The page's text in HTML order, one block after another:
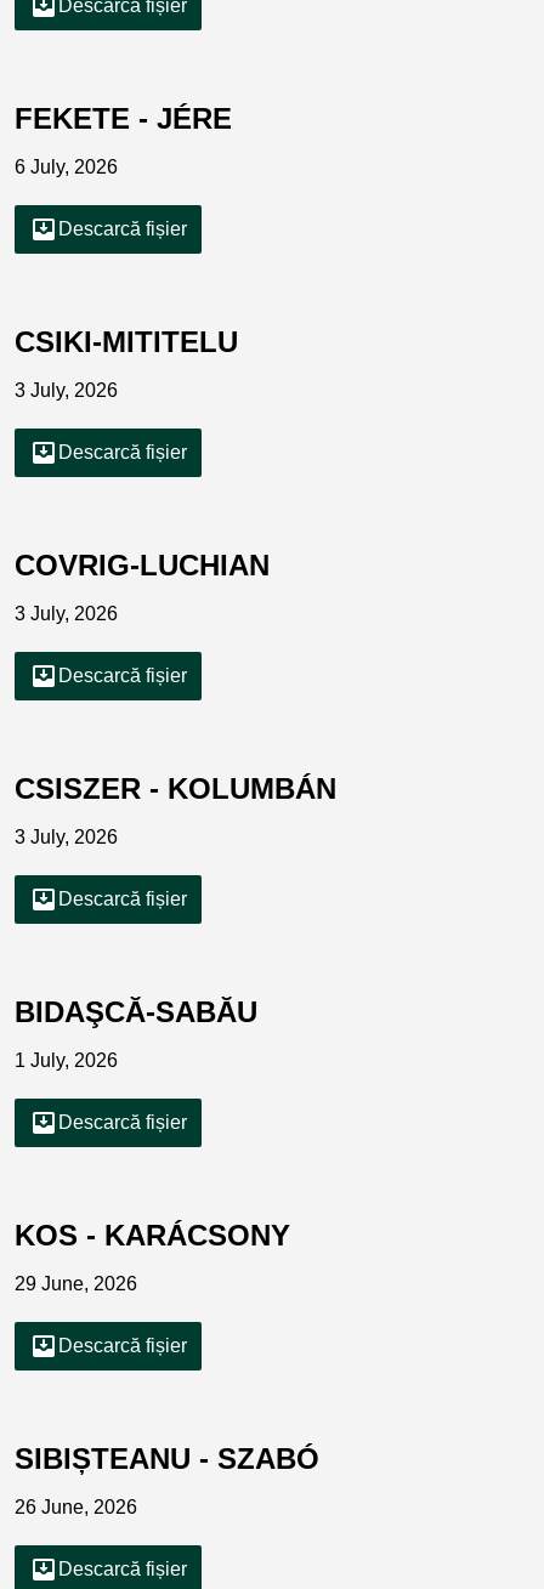
move_to_inbox Descarcă fișier
FEKETE - JÉRE
6 July, 2026
move_to_inbox Descarcă fișier
CSIKI-MITITELU
3 July, 2026
move_to_inbox Descarcă fișier
COVRIG-LUCHIAN
3 July, 2026
move_to_inbox Descarcă fișier
CSISZER - KOLUMBÁN
3 July, 2026
move_to_inbox Descarcă fișier
BIDAŞCĂ-SABĂU
1 July, 2026
move_to_inbox Descarcă fișier
KOS - KARÁCSONY
29 June, 2026
move_to_inbox Descarcă fișier
SIBIȘTEANU - SZABÓ
26 June, 2026
move_to_inbox Descarcă fișier